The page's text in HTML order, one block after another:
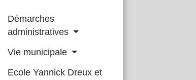
Démarches
administratives
Vie municipale
Ecole Yannick Dreux et